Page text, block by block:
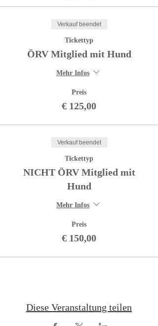
Verkauf beendet
Tickettyp
ÖRV Mitglied mit Hund
Mehr Infos
Preis
€ 125,00
Verkauf beendet
Tickettyp
NICHT ÖRV Mitglied mit
Hund
Mehr Infos
Preis
€ 150,00
Diese Veranstaltung teilen